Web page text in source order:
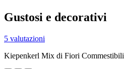
Gustosi e decorativi
5 valutazioni
Kiepenkerl Mix di Fiori Commestibili